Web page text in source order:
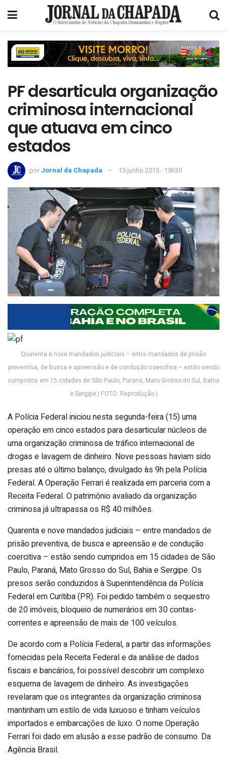
PF desarticula organização
criminosa internacional
que atuava em cinco
estados
por Jornal da Chapada 15 junho 2015 - 15h30
Quarenta e nove mandados judiciais – entre mandados de prisão
preventiva, de busca e apreensão e de condução coercitiva – estão sendo
cumpridos em 15 cidades de São Paulo, Paraná, Mato Grosso do Sul, Bahia
e Sergipe | FOTO: Reprodução |
A Polícia Federal iniciou nesta segunda-feira (15) uma
operação em cinco estados para desarticular núcleos de
uma organização criminosa de tráfico internacional de
drogas e lavagem de dinheiro. Nove pessoas haviam sido
presas até o último balanço, divulgado às 9h pela Polícia
Federal. A Operação Ferrari é realizada em parceria com a
Receita Federal. O patrimônio avaliado da organização
criminosa já ultrapassa os R$ 40 milhões.
Quarenta e nove mandados judiciais – entre mandados de
prisão preventiva, de busca e apreensão e de condução
coercitiva – estão sendo cumpridos em 15 cidades de São
Paulo, Paraná, Mato Grosso do Sul, Bahia e Sergipe. Os
presos serão conduzidos à Superintendência da Polícia
Federal em Curitiba (PR). Foi pedido também o sequestro
de 20 imóveis, bloqueio de numerários em 30 contas-
correntes e apreensão de mais de 100 veículos.
De acordo com a Polícia Federal, a partir das informações
fornecidas pela Receita Federal e da análise de dados
fiscais e bancários, foi possível descobrir um complexo
esquema de lavagem de dinheiro. As investigações
revelaram que os integrantes da organização criminosa
mantinham um estilo de vida luxuoso e tinham veículos
importados e embarcações de luxo. O nome Operação
Ferrari foi dado em alusão a esse padrão de consumo. Da
Agência Brasil.